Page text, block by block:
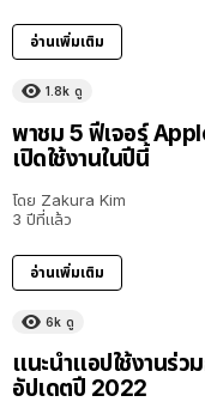
อ่านเพิ่มเติม
1.8k ดู
พาชม 5 ฟีเจอร์
เปิดใช้งานในปีนี้
โดย Zakura Kim
3 ปีที่แล้ว
อ่านเพิ่มเติม
6k ดู
แนะนำแอปใช้งานร่
อัปเดตปี 2022